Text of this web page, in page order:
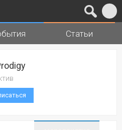
Статьи